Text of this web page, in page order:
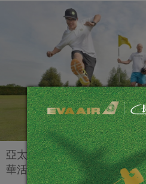
亞太高協將主辦台灣南部史
華活動。(情境照)